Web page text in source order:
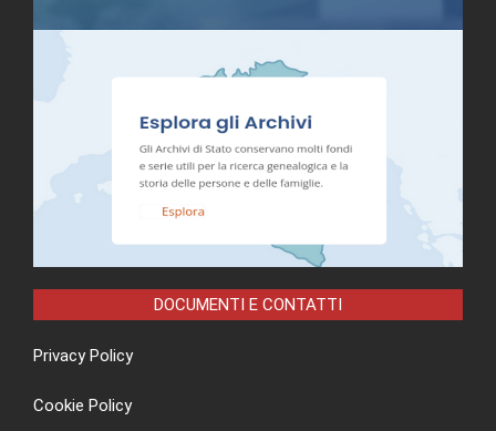
DOCUMENTI E CONTATTI
Privacy Policy
Cookie Policy